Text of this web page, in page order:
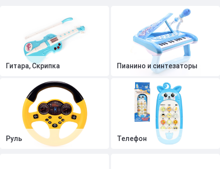
Гитара, Скрипка Пианино и синтезаторы
Руль Телефон